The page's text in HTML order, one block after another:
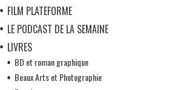
FILM PLATEFORME
LE PODCAST DE LA SEMAINE
LIVRES
BD et roman graphique
Beaux Arts et Photographie